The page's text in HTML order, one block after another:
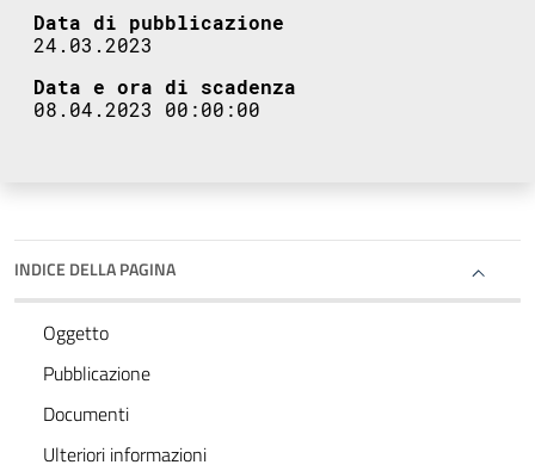
Data di pubblicazione
24.03.2023
Data e ora di scadenza
08.04.2023 00:00:00
INDICE DELLA PAGINA
Oggetto
Pubblicazione
Documenti
Ulteriori informazioni